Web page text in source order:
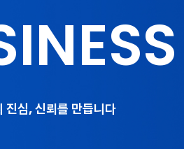
진심, 신뢰를 만듭니다